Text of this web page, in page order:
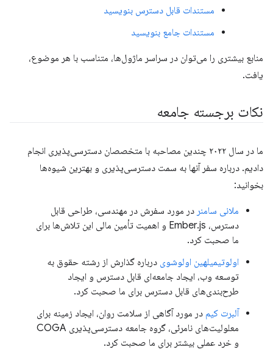
مستندات قابل دسترس بنویسید
مستندات جامع بنویسید
منابع بیشتری را می‌توان در سراسر ماژول‌ها، متناسب با هر موضوع،
یافت.
نکات برجسته جامعه
ما در سال ۲۰۲۲ چندین مصاحبه با متخصصان دسترسی‌پذیری انجام
دادیم. درباره سفر آنها به سمت دسترسی‌پذیری و بهترین شیوه‌ها
بخوانید:
ملانی سامنر در مورد سفرش در مهندسی، طراحی قابل
دسترس، Ember.js و اهمیت تأمین مالی این تلاش‌ها برای
ما صحبت کرد.
اولوتیمیلهین اولوشوی درباره گذارش از رشته حقوق به
توسعه وب، ایجاد جامعه‌ای قابل دسترس و ایجاد
طرح‌بندی‌های قابل دسترس برای ما صحبت کرد.
آلبرت کیم در مورد آگاهی از سلامت روان، ایجاد زمینه برای
معلولیت‌های نامرئی، گروه جامعه دسترسی‌پذیری COGA
و خرد عملی بیشتر برای ما صحبت کرد.